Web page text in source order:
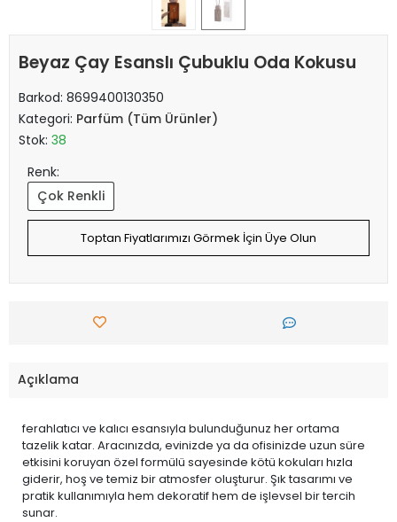
Beyaz Çay Esanslı Çubuklu Oda Kokusu
Barkod: 8699400130350
Kategori: Parfüm (Tüm Ürünler)
Stok: 38
Renk:
Çok Renkli
Toptan Fiyatlarımızı Görmek İçin Üye Olun
Açıklama
ferahlatıcı ve kalıcı esansıyla bulunduğunuz her ortama
tazelik katar. Aracınızda, evinizde ya da ofisinizde uzun süre
etkisini koruyan özel formülü sayesinde kötü kokuları hızla
giderir, hoş ve temiz bir atmosfer oluşturur. Şık tasarımı ve
pratik kullanımıyla hem dekoratif hem de işlevsel bir tercih
sunar.